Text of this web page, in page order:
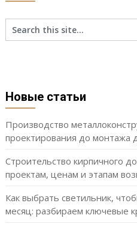
Новые статьи
Производство
проектирования до
Строительство кирпичного
проектам, ценам и этапам
Как выбрать светильник,
месяц: разбираем ключевые